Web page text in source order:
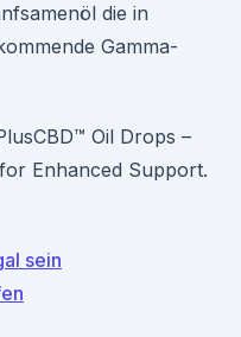
die in
Gamma-
Oil Drops –
Enhanced Support.
sein